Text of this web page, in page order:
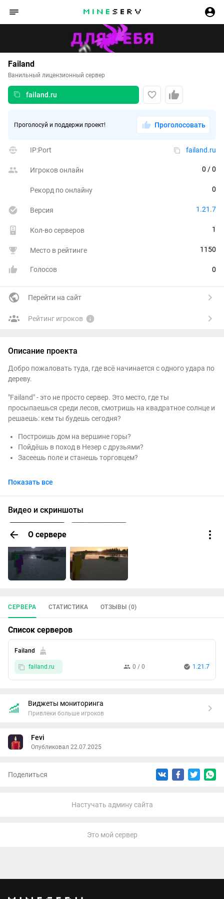
О сервере
Failand
Ванильный лицензионный сервер
failand.ru
Проголосуй и поддержи проект! Проголосовать
IP:Port failand.ru
Игроков онлайн 0 / 0
Рекорд по онлайну 0
Версия 1.21.7
Кол-во серверов 1
Место в рейтинге 1150
Голосов 0
Перейти на сайт
Рейтинг игроков
Описание проекта
Добро пожаловать туда, где всё начинается с одного удара по
дереву.
"Failand" - это не просто сервер. Это место, где ты
просыпаешься среди лесов, смотришь на квадратное солнце и
решаешь: кем ты будешь сегодня?
Построишь дом на вершине горы?
Пойдёшь в поход в Незер с друзьями?
Засеешь поле и станешь торговцем?
уважаем классику и верим, что
украшениях.
Чистый, честный и лицензионный выживач, каким он должен
Показать все
Видео и скриншоты
СЕРВЕРА СТАТИСТИКА ОТЗЫВЫ (0)
Список серверов
Failand
0 / 0 1.21.7
failand.ru
Виджеты мониторинга
Привлеки больше игроков
Fevi
Опубликовал 22.07.2025
Поделиться
Настучать админу сайта
Это мой сервер